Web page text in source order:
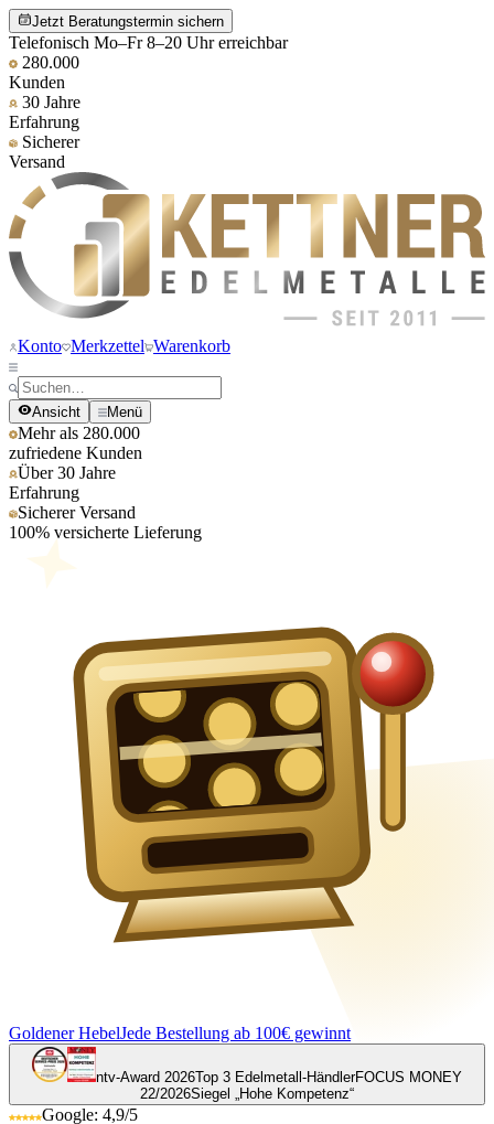
Jetzt Beratungstermin sichern
Telefonisch Mo–Fr 8–20 Uhr erreichbar
280.000
Kunden
30 Jahre
Erfahrung
Sicherer
Versand
Konto Merkzettel Warenkorb
Ansicht Menü
Mehr als 280.000
zufriedene Kunden
Über 30 Jahre
Erfahrung
Sicherer Versand
100% versicherte Lieferung
Goldener HebelJede Bestellung ab 100€ gewinnt
ntv-Award 2026Top 3 Edelmetall-HändlerFOCUS MONEY
22/2026Siegel „Hohe Kompetenz“
Google: 4,9/5